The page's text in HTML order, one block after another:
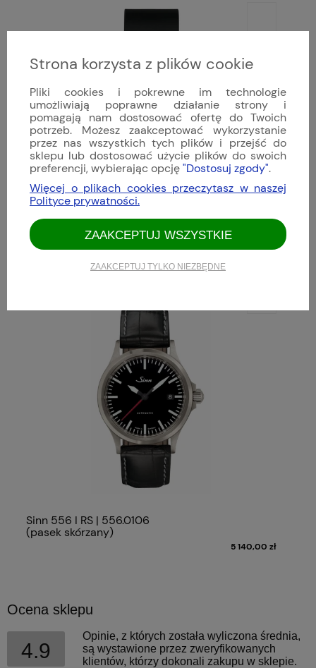
Damasko - DSub10
Sinn 556 I RS | 556.0106
(pasek skórzany)
5 140,00 zł
Ocena sklepu
4.9
Opinie, z których została wyliczona średnia,
są wystawione przez zweryfikowanych
klientów, którzy dokonali zakupu w sklepie.
Strona korzysta z plików cookie
Pliki cookies i pokrewne im technologie
umożliwiają poprawne działanie strony i
pomagają nam dostosować ofertę do Twoich
potrzeb. Możesz zaakceptować wykorzystanie
przez nas wszystkich tych plików i przejść do
sklepu lub dostosować użycie plików do swoich
preferencji, wybierając opcję"Dostosuj zgody".
Więcej o plikach cookies przeczytasz w naszej
Polityce prywatności.
ZAAKCEPTUJ TYLKO NIEZBĘDNE
ZAAKCEPTUJ WSZYSTKIE